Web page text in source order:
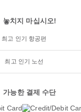
놓치지 마십시오!
최고 인기 항공편
최고 인기 노선
가능한 결제 수단